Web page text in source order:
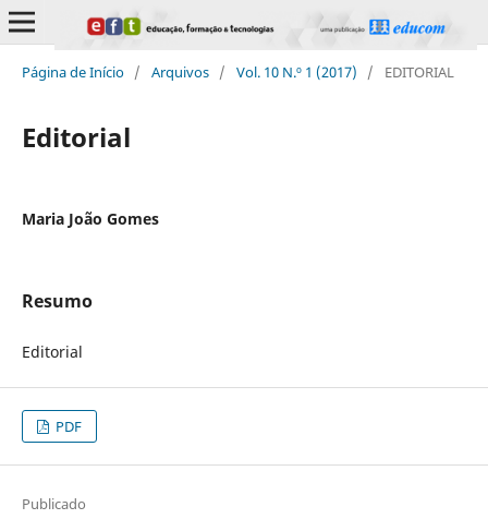
Página de Início / Arquivos / Vol. 10 N.º 1 (2017) / EDITORIAL
Editorial
Maria João Gomes
Resumo
Editorial
PDF
Publicado